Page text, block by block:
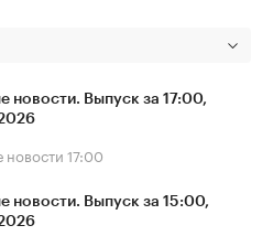
новости. Выпуск за 17:00,
новости17:00
новости. Выпуск за 15:00,